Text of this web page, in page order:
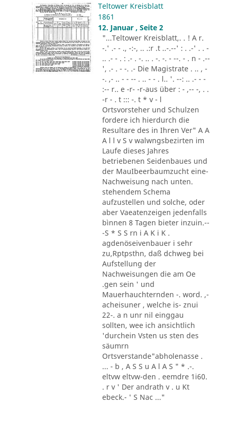
Teltower Kreisblatt
1861
12. Januar , Seite 2
"...Teltower Kreisblatt,. . ! A r.
-.' .- - ., -:-, .. .:r .t ..-.--' : . .-' . . -
.. .- - . : .- . -. .. . -. -. - --. - . n - .--
', .- . - -. .- Die Magistrate . .. , -
-. ,- .. - - -- . .. - - . l.. '. --: .. .- - -
:-- r.. e -r- -r-aus über : - ,-- -, . .
-r - . t ::: -. t * v - l
Ortsvorsteher und Schulzen
fordere ich hierdurch die
Resultare des in Ihren Ver" A A
A l l v S v walwngsbezirten im
Laufe dieses Jahres
betriebenen Seidenbaues und
der MauIbeerbaumzucht eine-
Nachweisung nach unten.
stehendem Schema
aufzustellen und solche, oder
aber Vaeatenzeigen jedenfalls
bìnnen 8 Tagen bieter inzuin.--
-S * S S rn i A K i K .
agdenöseivenbauer i sehr
zu,Rptpsthn, daß dchweg bei
Aufstellung der
Nachweisungen die am Oe
.gen sein ' und
Mauerhauchternden -. word. ,-
acheisuner , welche is- znui
22-. a n unr nil einggau
sollten, wee ich ansichtlich
'durchein Vsten us sten des
säumrn
Ortsverstande"abholenasse .
... - b , A S S u A l A S " * .-.
eltvw eltvw-den . eemdre 1i60.
. r v ' Der andrath v . u Kt
ebeck.- ' S Nac ..."